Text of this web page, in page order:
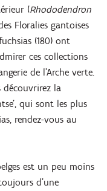
(Rhododendron
Floralies gantoises
(180) ont
ces collections
de l'Arche verte.
découvrirez la
qui sont les plus
rendez-vous au
est un peu moins
d'une